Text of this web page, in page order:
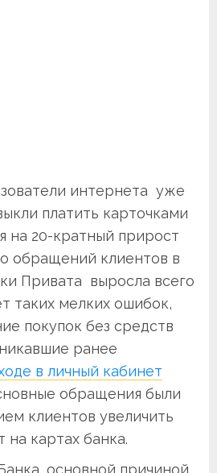
интернета уже
платить карточками
на 20-кратный прирост
обращений клиентов в
Привата выросла всего
таких мелких ошибок,
покупок без средств
ранее
в личный кабинет
обращения были
клиентов увеличить
картах банка.
основной причиной